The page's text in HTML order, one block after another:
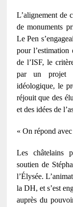
L’alignement de
de monuments
Le Pen
pour l’estimation
de l’ISF, le
par un projet
idéologique, le
réjouit que des
et des idées de
« On répond
Les châtelains
soutien de
l’Élysée.
la DH, et s’est
auprès du